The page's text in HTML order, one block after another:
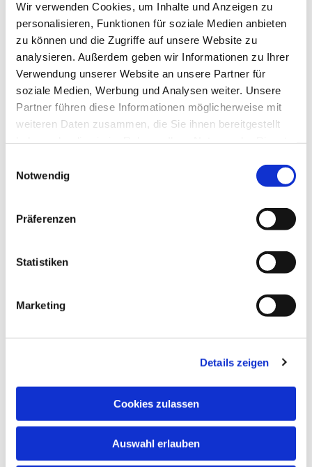
Wir verwenden Cookies, um Inhalte und Anzeigen zu
personalisieren, Funktionen für soziale Medien anbieten
zu können und die Zugriffe auf unsere Website zu
analysieren. Außerdem geben wir Informationen zu Ihrer
Verwendung unserer Website an unsere Partner für
soziale Medien, Werbung und Analysen weiter. Unsere
Partner führen diese Informationen möglicherweise mit
weiteren Daten zusammen, die Sie ihnen bereitgestellt
Notwendig
Präferenzen
Statistiken
Marketing
Details zeigen
Cookies zulassen
Auswahl erlauben
Anschrift
Evang. Kirchengemeinde Eppingen
Ludwig-Zorn-Str. 12
75031 Eppingen